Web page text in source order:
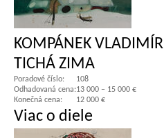
KOMPÁNEK VLADIMÍR
TICHÁ ZIMA
Poradové číslo:
108
Odhadovaná cena:13 000 – 15 000 €
Konečná cena:
12 000 €
Viac o diele